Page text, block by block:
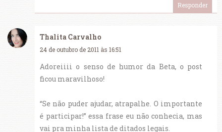
Responder
Thalita Carvalho
24 de outubro de 2011 às 16:51
Adoreiiii o senso de humor da Beta, o post
ficou maravilhoso!
“Se não puder ajudar, atrapalhe. O importante
é participar!” essa frase eu não conhecia, mas
vai pra minha lista de ditados legais.